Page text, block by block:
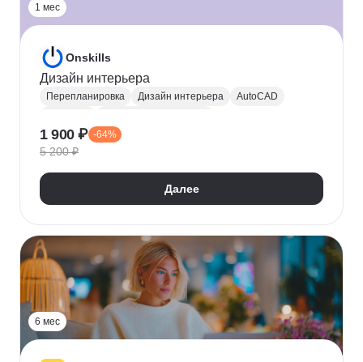
1 мес
Onskills
Дизайн интерьера
Перепланировка Дизайн интерьера
AutoCAD
Декорирование интерьера
1 900 ₽ -64%
5 200 ₽
Далее
6 мес